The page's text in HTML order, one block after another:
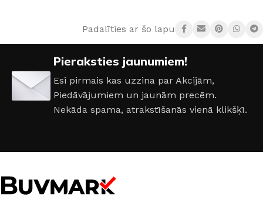
Padalīties ar šo lapu:
Pieraksties jaunumiem!
Esi pirmais kas uzzina par Akcijām,
Piedāvājumiem un jaunām precēm.
Nekāda spama, atrakstīšanās vienā klikšķī.